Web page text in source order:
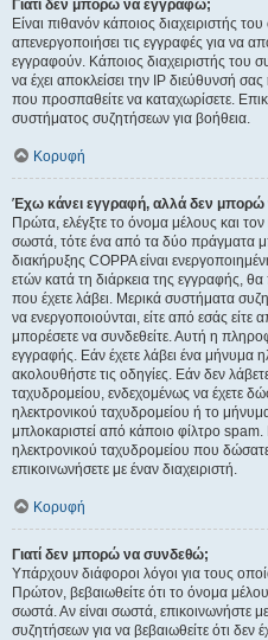
Γιατί δεν μπορώ να εγγραφώ;
Είναι πιθανόν κάποιος διαχειριστής
απενεργοποιήσει τις εγγραφές για να
εγγραφούν. Κάποιος διαχειριστής του
να έχει αποκλείσει την IP διεύθυνσή
που προσπαθείτε να καταχωρίσετε.
συστήματος συζητήσεων για βοήθεια.
Κορυφή
Έχω κάνει εγγραφή, αλλά δεν
Πρώτα, ελέγξτε το όνομα μέλους και
σωστά, τότε ένα από τα δύο πράγματα
διακήρυξης COPPA είναι
ετών κατά τη διάρκεια της εγγραφής, θα
που έχετε λάβει. Μερικά συστήματα
να ενεργοποιούνται, είτε από εσάς είτε
μπορέσετε να συνδεθείτε. Αυτή η
εγγραφής. Εάν έχετε λάβει ένα μήνυμα
ακολουθήστε τις οδηγίες. Εάν δεν
ταχυδρομείου, ενδεχομένως να έχετε
ηλεκτρονικού ταχυδρομείου ή το
μπλοκαριστεί από κάποιο φίλτρο spam.
ηλεκτρονικού ταχυδρομείου που
επικοινωνήσετε με έναν διαχειριστή.
Κορυφή
Γιατί δεν μπορώ να συνδεθώ;
Υπάρχουν διάφοροι λόγοι για τους
Πρώτον, βεβαιωθείτε ότι το όνομα
σωστά. Αν είναι σωστά, επικοινωνήστε
συζητήσεων για να βεβαιωθείτε ότι δεν